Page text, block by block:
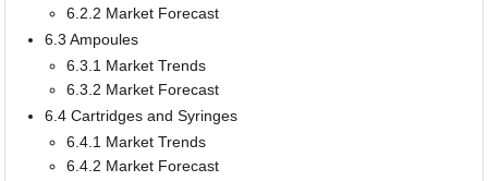
6.2.2 Market Forecast
6.3 Ampoules
6.3.1 Market Trends
6.3.2 Market Forecast
6.4 Cartridges and Syringes
6.4.1 Market Trends
6.4.2 Market Forecast